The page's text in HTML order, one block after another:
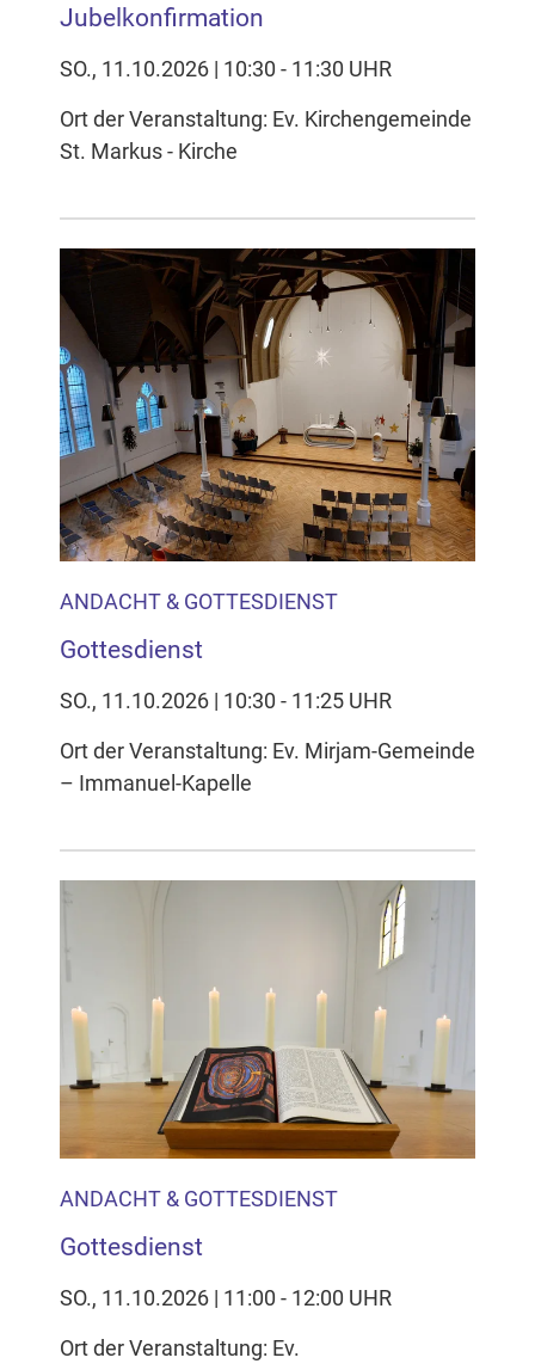
Jubelkonfirmation
SO., 11.10.2026 | 10:30 - 11:30 UHR
Ort der Veranstaltung: Ev. Kirchengemeinde
St. Markus - Kirche
ANDACHT & GOTTESDIENST
Gottesdienst
SO., 11.10.2026 | 10:30 - 11:25 UHR
Ort der Veranstaltung: Ev. Mirjam-Gemeinde
– Immanuel-Kapelle
ANDACHT & GOTTESDIENST
Gottesdienst
SO., 11.10.2026 | 11:00 - 12:00 UHR
Ort der Veranstaltung: Ev.